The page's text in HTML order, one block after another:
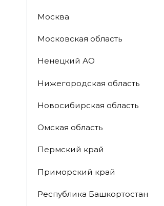
Москва
Московская область
Ненецкий АО
Нижегородская область
Новосибирская область
Омская область
Пермский край
Приморский край
Республика Башкортостан